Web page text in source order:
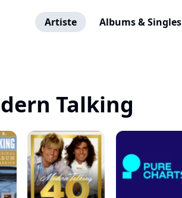
Artiste Albums & Singles
Talking